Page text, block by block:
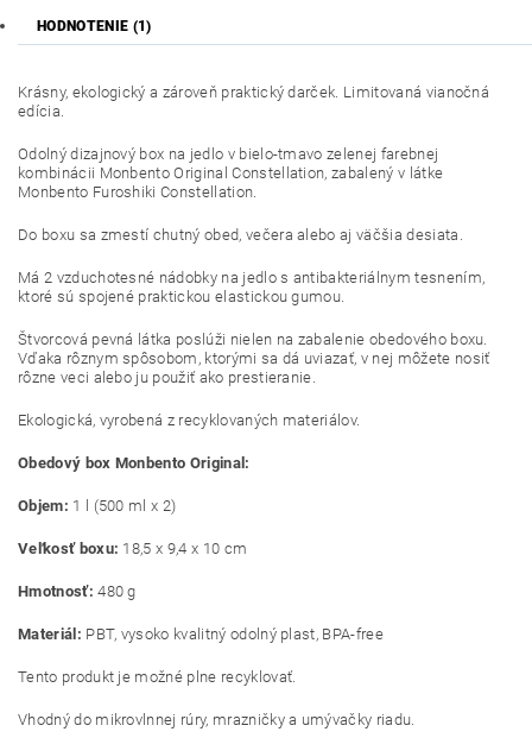
HODNOTENIE (1)
Krásny, ekologický a zároveň praktický darček. Limitovaná vianočná
edícia.
Odolný dizajnový box na jedlo v bielo-tmavo zelenej farebnej
kombinácii Monbento Original Constellation, zabalený v látke
Monbento Furoshiki Constellation.
Do boxu sa zmestí chutný obed, večera alebo aj väčšia desiata.
Má 2 vzduchotesné nádobky na jedlo s antibakteriálnym tesnením,
ktoré sú spojené praktickou elastickou gumou.
Štvorcová pevná látka poslúži nielen na zabalenie obedového boxu.
Vďaka rôznym spôsobom, ktorými sa dá uviazať, v nej môžete nosiť
rôzne veci alebo ju použiť ako prestieranie.
Ekologická, vyrobená z recyklovaných materiálov.
Obedový box Monbento Original:
Objem: 1 l (500 ml x 2)
Veľkosť boxu: 18,5 x 9,4 x 10 cm
Hmotnosť: 480 g
Materiál: PBT, vysoko kvalitný odolný plast, BPA-free
Tento produkt je možné plne recyklovať.
Vhodný do mikrovlnnej rúry, mrazničky a umývačky riadu.